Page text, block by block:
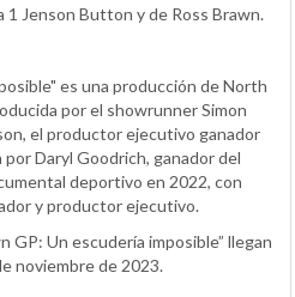
Jenson Button y de Ross Brawn.
es una producción de North
por el showrunner Simon
el productor ejecutivo ganador
Daryl Goodrich, ganador del
deportivo en 2022, con
y productor ejecutivo.
GP: Un escudería imposible” llegan
noviembre de 2023.